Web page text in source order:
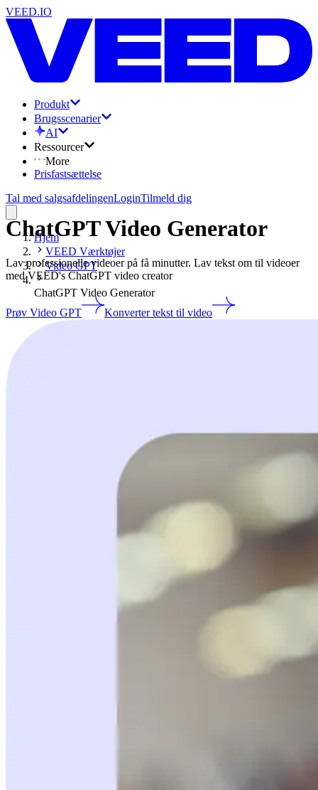
VEED.IO
Produkt
Brugsscenarier
AI
Ressourcer
More
Prisfastsættelse
Tal med salgsafdelingenLoginTilmeld dig
Hjem
VEED Værktøjer
Video GPT
ChatGPT Video Generator
ChatGPT Video Generator
Lav professionelle videoer på få minutter. Lav tekst om til videoer
med VEED's ChatGPT video creator
Prøv Video GPT Konverter tekst til video